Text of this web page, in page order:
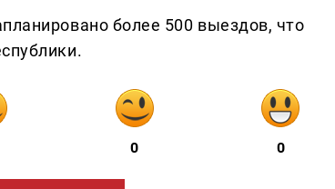
более 500 выездов, что
0 0